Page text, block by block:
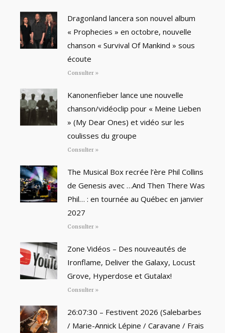
Dragonland lancera son nouvel album
« Prophecies » en octobre, nouvelle
chanson « Survival Of Mankind » sous
écoute
Consulter »
Kanonenfieber lance une nouvelle
chanson/vidéoclip pour « Meine Lieben
» (My Dear Ones) et vidéo sur les
coulisses du groupe
Consulter »
The Musical Box recrée l’ère Phil Collins
de Genesis avec …And Then There Was
Phil… : en tournée au Québec en janvier
2027
Consulter »
Zone Vidéos – Des nouveautés de
Ironflame, Deliver the Galaxy, Locust
Grove, Hyperdose et Gutalax!
Consulter »
26:07:30 – Festivent 2026 (Salebarbes
/ Marie-Annick Lépine / Caravane / Frais